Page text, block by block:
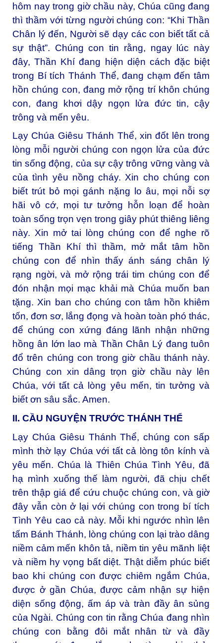
hôm nay trong giờ chầu này, Chúa cũng đang
thì thầm với từng người chúng con: “Khi Thần
Chân lý đến, Người sẽ dạy các con biết tất cả
sự thật”. Chúng con tin rằng, ngay lúc này
đây, Thần Khí đang hiện diện cách đặc biệt
trong Bí tích Thánh Thể, đang chạm đến tâm
hồn chúng con, đang mở rộng trí khôn chúng
con, đang khơi dậy ngọn lửa đức tin, cậy
trông và mến yêu.
Lạy Chúa Giêsu Thánh Thể, xin đốt lên trong
lòng mỗi người chúng con ngọn lửa của đức
tin sống động, của sự cậy trông vững vàng và
của tình yêu nồng cháy. Xin cho chúng con
biết trút bỏ mọi gánh nặng lo âu, mọi nỗi sợ
hãi vô cớ, mọi tư tưởng hỗn loạn để hoàn
toàn sống trọn vẹn trong giây phút thiêng liêng
này. Xin mở tai lòng chúng con để nghe rõ
tiếng Thần Khí thì thầm, mở mắt tâm hồn
chúng con để nhìn thấy ánh sáng chân lý
rạng ngời, và mở rộng trái tim chúng con để
đón nhận mọi mạc khải mà Chúa muốn ban
tặng. Xin ban cho chúng con tâm hồn khiêm
tốn, đơn sơ, lắng đọng và hoàn toàn phó thác,
để chúng con xứng đáng lãnh nhận những
hồng ân lớn lao mà Thần Chân Lý đang tuôn
đổ trên chúng con trong giờ chầu thánh này.
Chúng con xin dâng trọn giờ chầu này lên
Chúa, với tất cả lòng yêu mến, tin tưởng và
biết ơn sâu sắc. Amen.
II. CẦU NGUYỆN TRƯỚC THÁNH THỂ
Lạy Chúa Giêsu Thánh Thể, chúng con sấp
mình thờ lạy Chúa với tất cả lòng tôn kính và
yêu mến. Chúa là Thiên Chúa Tình Yêu, đã
hạ mình xuống thế làm người, đã chịu chết
trên thập giá để cứu chuộc chúng con, và giờ
đây vẫn còn ở lại với chúng con trong bí tích
Tình Yêu cao cả này. Mỗi khi ngước nhìn lên
tấm Bánh Thánh, lòng chúng con lại trào dâng
niềm cảm mến khôn tả, niềm tin yêu mãnh liệt
và niềm hy vọng bất diệt. Thật diễm phúc biết
bao khi chúng con được chiêm ngắm Chúa,
được ở gần Chúa, được cảm nhận sự hiện
diện sống động, ấm áp và tràn đầy ân sủng
của Ngài. Chúng con tin rằng Chúa đang nhìn
chúng con bằng đôi mắt nhân từ và đầy